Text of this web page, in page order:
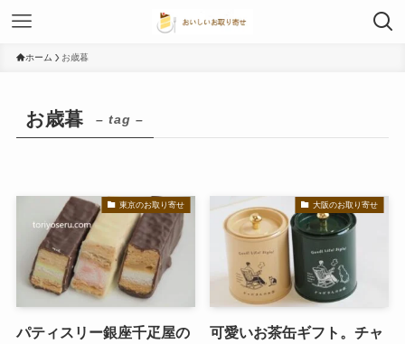
ホーム お歳暮
お歳暮 – tag –
東京のお取り寄せ
パティスリー銀座千疋屋の
大阪のお取り寄せ
可愛いお茶缶ギフト。チャ